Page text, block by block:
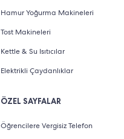
Hamur Yoğurma Makineleri
Tost Makineleri
Kettle & Su Isıtıcılar
Elektrikli Çaydanlıklar
ÖZEL SAYFALAR
Öğrencilere Vergisiz Telefon